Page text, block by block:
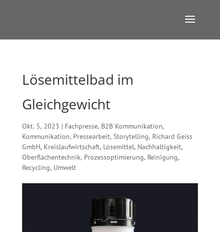
Lösemittelbad im
Gleichgewicht
Okt. 5, 2023 | Fachpresse, B2B Kommunikation,
Kommunikation, Pressearbeit, Storytelling, Richard Geiss
GmbH, Kreislaufwirtschaft, Lösemittel, Nachhaltigkeit,
Oberflächentechnik, Prozessoptimierung, Reinigung,
Recycling, Umwelt